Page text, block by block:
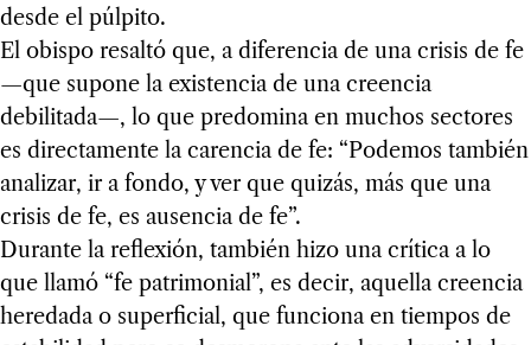
desde el púlpito.
El obispo resaltó que, a diferencia de una crisis de fe
—que supone la existencia de una creencia
debilitada—, lo que predomina en muchos sectores
es directamente la carencia de fe: “Podemos también
analizar, ir a fondo, y ver que quizás, más que una
crisis de fe, es ausencia de fe”.
Durante la reflexión, también hizo una crítica a lo
que llamó “fe patrimonial”, es decir, aquella creencia
heredada o superficial, que funciona en tiempos de